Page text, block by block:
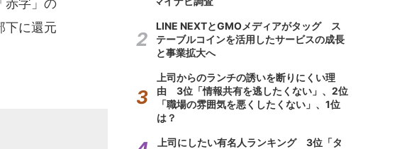
赤字」の
下に還元
LINE NEXTとGMOメディアがタッグ ス
テーブルコインを活用したサービスの成長
と事業拡大へ
上司からのランチの誘いを断りにくい理
由 3位「情報共有を逃したくない」、2位
「職場の雰囲気を悪くしたくない」、1位
は？
上司にしたい有名人ランキング 3位「タ